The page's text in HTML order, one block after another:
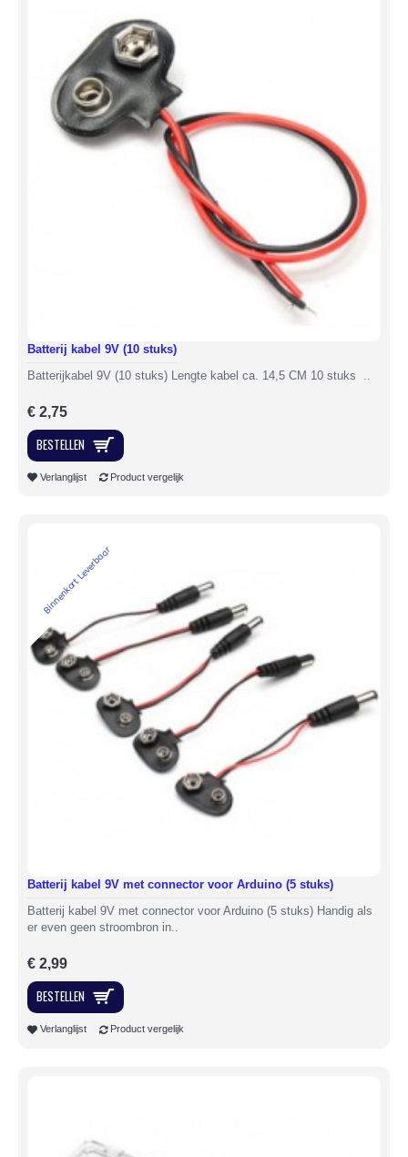
Batterij kabel 9V (10 stuks)
Batterijkabel 9V (10 stuks) Lengte kabel ca. 14,5 CM 10 stuks ..
€ 2,75
BESTELLEN
Verlanglijst Product vergelijk
Binnenkort Leverbaar
Batterij kabel 9V met connector voor Arduino (5 stuks)
Batterij kabel 9V met connector voor Arduino (5 stuks) Handig als
er even geen stroombron in..
€ 2,99
BESTELLEN
Verlanglijst Product vergelijk